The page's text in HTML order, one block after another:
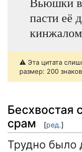
пасти её
⚠️ Эта цитата
размер: 200
Бесхвостая
срам
[ред.]
Трудно было